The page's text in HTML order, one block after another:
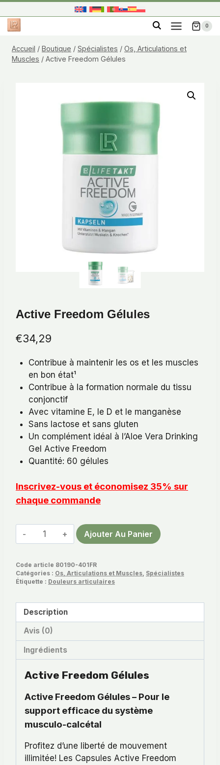
au
contenu
0
Accueil / Boutique / Spécialistes / Os, Articulations et
Muscles / Active Freedom Gélules
Active Freedom Gélules
€34,29
Contribue à maintenir les os et les muscles
en bon état¹
Contribue à la formation normale du tissu
conjonctif
Avec vitamine Ε, le D et le manganèse
Sans lactose et sans gluten
Un complément idéal à l’Aloe Vera Drinking
Gel Active Freedom
Quantité: 60 gélules
Inscrivez-vous et économisez 35% sur
chaque commande
quantité
de
Freedom
Gélules
Ajouter Au Panier
Code article 80190-401FR
Catégories : Os, Articulations et Muscles, Spécialistes
Étiquette : Douleurs articulaires
Description
Avis (0)
Ingrédients
Active Freedom Gélules
Active Freedom Gélules – Pour le
support efficace du système
musculo-calcétal
Profitez d’une liberté de mouvement
illimitée! Les Capsules Active Freedom